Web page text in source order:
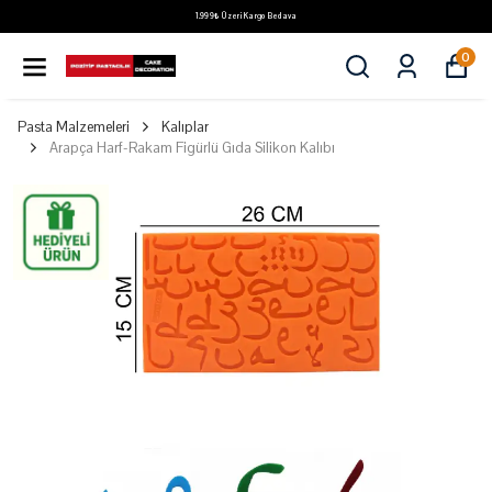
1.999₺ Üzeri Kargo Bedava
0
Pasta Malzemeleri
Kalıplar
Arapça Harf-Rakam Figürlü Gıda Silikon Kalıbı